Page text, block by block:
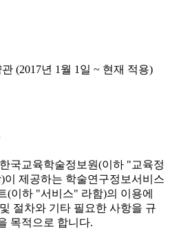
(2017년 1월 1일 ~ 현재 적용)
국교육학술정보원(이하 "교육정
이 제공하는 학술연구정보서비스
(이하 "서비스" 라함)의 이용에
절차와 기타 필요한 사항을 규
목적으로 합니다.